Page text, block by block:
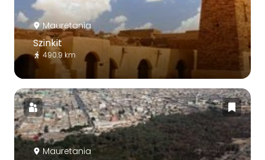
Mauretania
Szinkit
490.9 km
Mauretania